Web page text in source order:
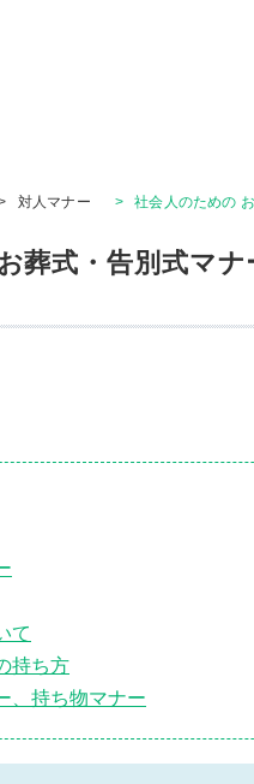
対人マナー > 社会人のための
葬式・告別式マナ
て
持ち方
、持ち物マナー